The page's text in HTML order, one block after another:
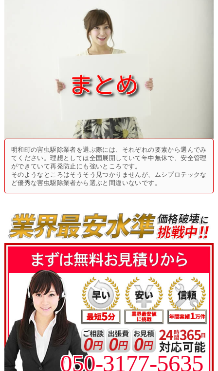
明和町の害虫駆除業者を選ぶ際には、それぞれの要素から選んでみ
てください。理想としては全国展開していて年中無休で、安全管理
ができていて再発防止にも強いところです。
そのようなところはそうそう見つかりませんが、ムシプロテックな
ど優秀な害虫駆除業者から選ぶと間違いないです。
050-3177-5635